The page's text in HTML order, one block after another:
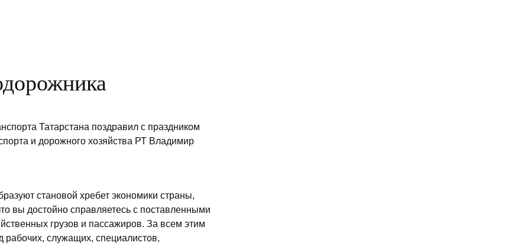
Татарстана поздравил с праздником
и дорожного хозяйства РТ Владимир
становой хребет экономики страны,
вы достойно справляетесь с поставленными
грузов и пассажиров. За всем этим
рабочих, служащих, специалистов,